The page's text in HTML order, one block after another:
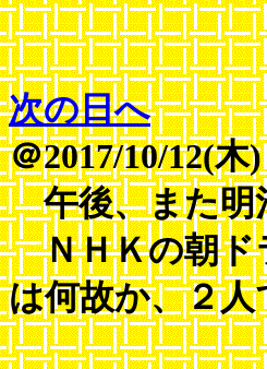
次の日へ
＠2017/10/12(木)
午後、また明
ＮＨＫの朝ド
は何故か、２